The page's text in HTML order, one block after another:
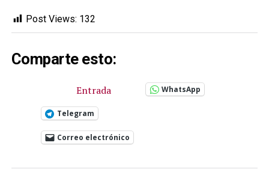
Post Views: 132
Comparte esto:
Entrada WhatsApp
Telegram
Correo electrónico